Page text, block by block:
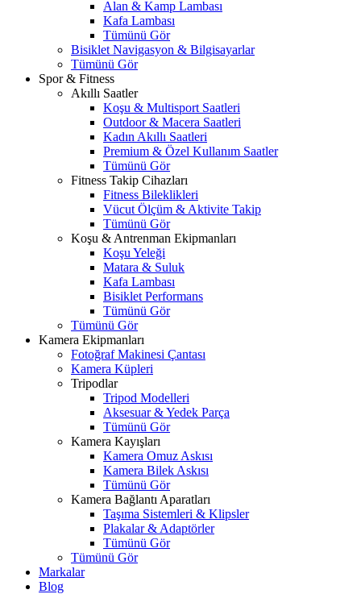
Alan & Kamp Lambası
Kafa Lambası
Tümünü Gör
Bisiklet Navigasyon & Bilgisayarlar
Tümünü Gör
Spor & Fitness
Akıllı Saatler
Koşu & Multisport Saatleri
Outdoor & Macera Saatleri
Kadın Akıllı Saatleri
Premium & Özel Kullanım Saatler
Tümünü Gör
Fitness Takip Cihazları
Fitness Bileklikleri
Vücut Ölçüm & Aktivite Takip
Tümünü Gör
Koşu & Antrenman Ekipmanları
Koşu Yeleği
Matara & Suluk
Kafa Lambası
Bisiklet Performans
Tümünü Gör
Tümünü Gör
Kamera Ekipmanları
Fotoğraf Makinesi Çantası
Kamera Küpleri
Tripodlar
Tripod Modelleri
Aksesuar & Yedek Parça
Tümünü Gör
Kamera Kayışları
Kamera Omuz Askısı
Kamera Bilek Askısı
Tümünü Gör
Kamera Bağlantı Aparatları
Taşıma Sistemleri & Klipsler
Plakalar & Adaptörler
Tümünü Gör
Tümünü Gör
Markalar
Blog